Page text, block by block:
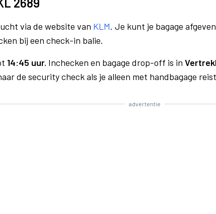
via de website van KLM. Je kunt je bagage
bij een check-in balie.
14:45 uur. Inchecken en bagage drop-off is in
de security check als je alleen met handbagage
advertentie